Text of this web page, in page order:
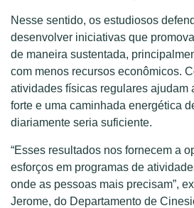
Nesse sentido, os estudiosos
desenvolver iniciativas que
de maneira sustentada,
com menos recursos econômicos.
atividades físicas regulares ajudam
forte e uma caminhada energética
diariamente seria suficiente.
“Esses resultados nos fornecem a
esforços em programas de
onde as pessoas mais precisam”,
Jerome, do Departamento de